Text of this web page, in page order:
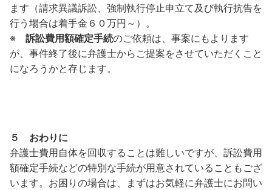
ます（請求異議訴訟、強制執行停止申立て及び執行抗告を
行う場合は着手金６０万円～）。
※ 訴訟費用額確定手続のご依頼は、事案にもよります
が、事件終了後に弁護士からご提案をさせていただくこと
になろうかと存じます。
５ おわりに
弁護士費用自体を回収することは難しいですが、訴訟費用
額確定手続などの特別な手続が用意されていることもござ
います。お困りの場合は、まずはお気軽に弁護士にお問い